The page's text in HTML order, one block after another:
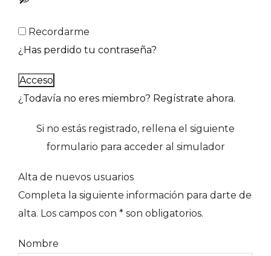
Recordarme
¿Has perdido tu contraseña?
Acceso
¿Todavía no eres miembro? Regístrate ahora.
Si no estás registrado, rellena el siguiente
formulario para acceder al simulador
Alta de nuevos usuarios
Completa la siguiente información para darte de
alta. Los campos con * son obligatorios.
Nombre